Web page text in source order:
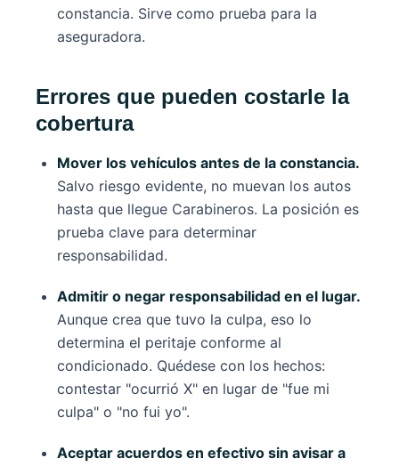
constancia. Sirve como prueba para la
aseguradora.
Errores que pueden costarle la
cobertura
Mover los vehículos antes de la constancia.
Salvo riesgo evidente, no muevan los autos
hasta que llegue Carabineros. La posición es
prueba clave para determinar
responsabilidad.
Admitir o negar responsabilidad en el lugar.
Aunque crea que tuvo la culpa, eso lo
determina el peritaje conforme al
condicionado. Quédese con los hechos:
contestar "ocurrió X" en lugar de "fue mi
culpa" o "no fui yo".
Aceptar acuerdos en efectivo sin avisar a